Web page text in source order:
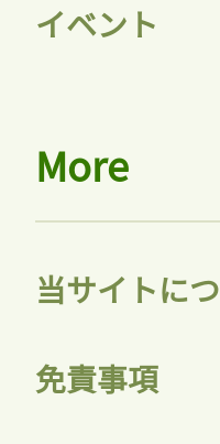
イベント
More
当サイトに
免責事項